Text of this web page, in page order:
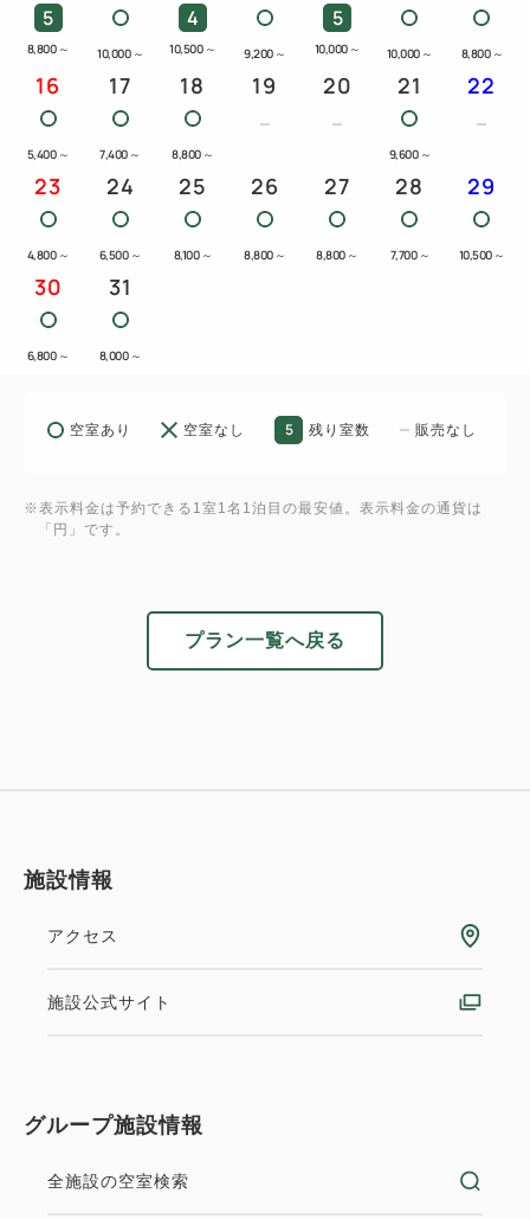
5
8,800 ～ 10,000 ～
4
10,500 ～ 9,200 ～
5
10,000 ～ 10,000 ～ 8,800 ～
16
5,400 ～
17
7,400 ～
18
8,800 ～
19 20 21
9,600 ～
22
23
4,800 ～
24
6,500 ～
25
8,100 ～
26
8,800 ～
27
8,800 ～
28
7,700 ～
29
10,500 ～
30
6,800 ～
31
8,000 ～
空室あり 空室なし 5 残り室数 販売なし
※表示料金は予約できる1室1名1泊目の最安値。表示料金の通貨は
「円」です。
プラン一覧へ戻る
施設情報
アクセス
施設公式サイト
グループ施設情報
全施設の空室検索